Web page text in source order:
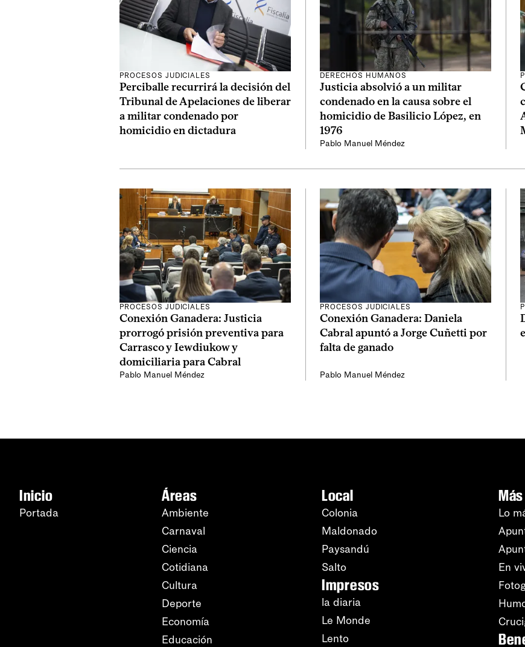
PROCESOS JUDICIALES
Perciballe recurrirá la decisión del
Tribunal de Apelaciones de liberar
a militar condenado por
homicidio en dictadura
DERECHOS HUMANOS
Justicia absolvió a un militar
condenado en la causa sobre el
homicidio de Basilicio López, en
1976
Pablo Manuel Méndez
PROCESOS JUDICIALES
Conexión Ganadera: Justicia
prorrogó prisión preventiva para
Carrasco y Iewdiukow y
domiciliaria para Cabral
Pablo Manuel Méndez
PROCESOS JUDICIALES
Conexión Ganadera: Daniela
Cabral apuntó a Jorge Cuñetti por
falta de ganado
Pablo Manuel Méndez
Inicio
Portada
Áreas
Ambiente
Carnaval
Ciencia
Cotidiana
Cultura
Deporte
Economía
Educación
Local
Colonia
Maldonado
Paysandú
Salto
Impresos
la diaria
Le Monde
Lento
Más
Lo
En